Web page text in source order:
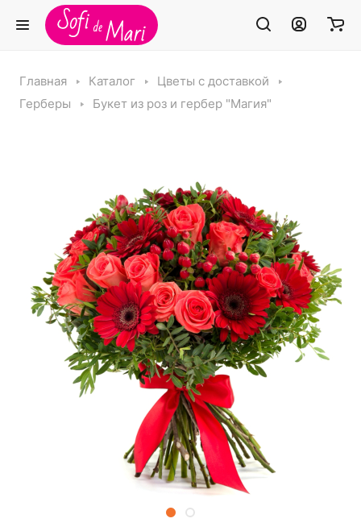
Главная Каталог
Цветы с доставкой
Герберы
Букет из роз и гербер "Магия"